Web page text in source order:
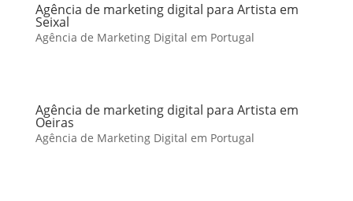
Agência de marketing digital para Artista em
Seixal
Agência de Marketing Digital em Portugal
Agência de marketing digital para Artista em
Oeiras
Agência de Marketing Digital em Portugal